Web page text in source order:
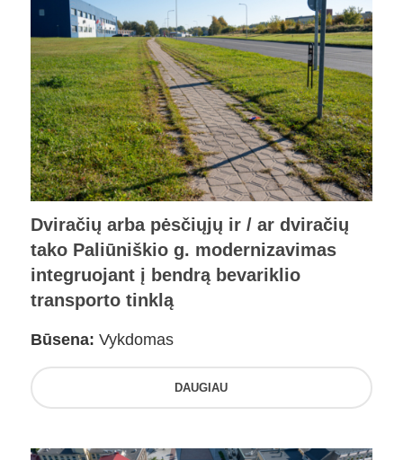
Dviračių arba pėsčiųjų ir / ar dviračių
tako Paliūniškio g. modernizavimas
integruojant į bendrą bevariklio
transporto tinklą
Būsena: Vykdomas
DAUGIAU